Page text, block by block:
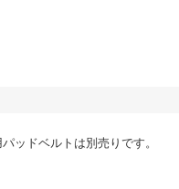
ッドベルトは別売りです。